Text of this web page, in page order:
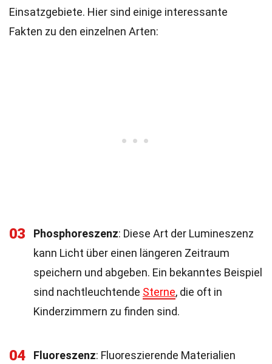
Einsatzgebiete. Hier sind einige interessante
Fakten zu den einzelnen Arten:
03 Phosphoreszenz: Diese Art der Lumineszenz
kann Licht über einen längeren Zeitraum
speichern und abgeben. Ein bekanntes Beispiel
sind nachtleuchtende Sterne, die oft in
Kinderzimmern zu finden sind.
04 Fluoreszenz: Fluoreszierende Materialien